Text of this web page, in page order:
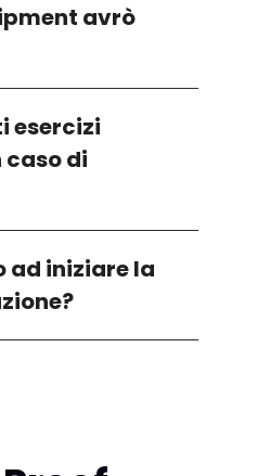
avrò
esercizi
di
ad iniziare la